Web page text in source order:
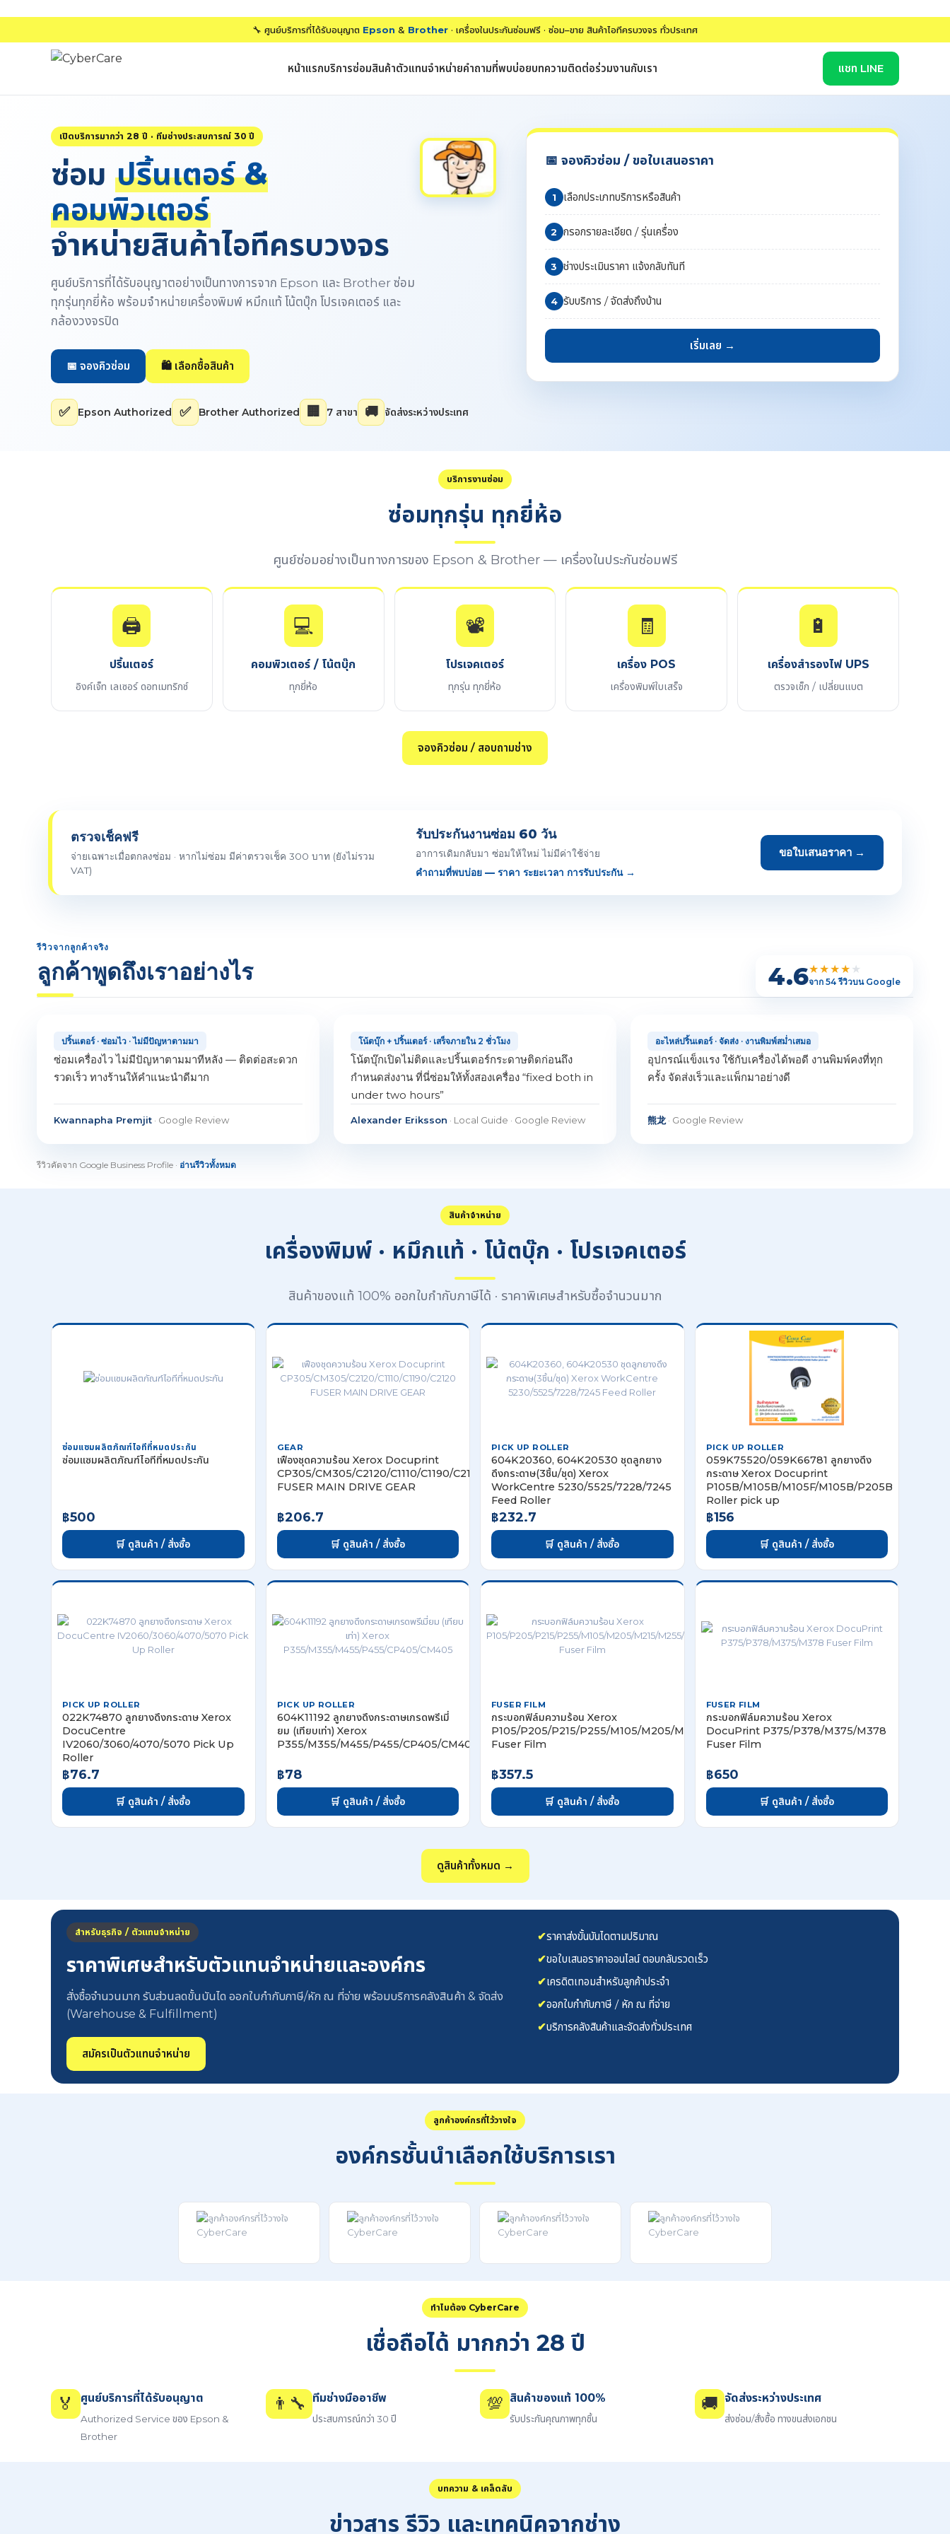
🔧 ศูนย์บริการที่ได้รับอนุญาต Epson & Brother · เครื่องในประกันซ่อมฟรี · ซ่อม–ขาย สินค้าไอทีครบวงจร ทั่วประเทศ
หน้าแรกบริการซ่อมสินค้าตัวแทนจำหน่ายคำถามที่พบบ่อยบทความติดต่อร่วมงานกับเรา แชท LINE
เปิดบริการมากว่า 28 ปี · ทีมช่างประสบการณ์ 30 ปี
ซ่อม ปริ้นเตอร์ &
คอมพิวเตอร์
จำหน่ายสินค้าไอทีครบวงจร
ศูนย์บริการที่ได้รับอนุญาตอย่างเป็นทางการจาก Epson และ Brother ซ่อม
ทุกรุ่นทุกยี่ห้อ พร้อมจำหน่ายเครื่องพิมพ์ หมึกแท้ โน้ตบุ๊ก โปรเจคเตอร์ และ
กล้องวงจรปิด
📅 จองคิวซ่อม 🛍️ เลือกซื้อสินค้า
📅 จองคิวซ่อม / ขอใบเสนอราคา
1 เลือกประเภทบริการหรือสินค้า
2 กรอกรายละเอียด / รุ่นเครื่อง
3 ช่างประเมินราคา แจ้งกลับทันที
4 รับบริการ / จัดส่งถึงบ้าน
เริ่มเลย →
✅ Epson Authorized ✅ Brother Authorized 🏢 7 สาขา 🚚 จัดส่งระหว่างประเทศ
บริการงานซ่อม
ซ่อมทุกรุ่น ทุกยี่ห้อ
ศูนย์ซ่อมอย่างเป็นทางการของ Epson & Brother — เครื่องในประกันซ่อมฟรี
🖨️
ปริ้นเตอร์
อิงค์เจ็ท เลเซอร์ ดอทเมทริกซ์
💻
คอมพิวเตอร์ / โน้ตบุ๊ก
ทุกยี่ห้อ
📽️
โปรเจคเตอร์
ทุกรุ่น ทุกยี่ห้อ
🧾
เครื่อง POS
เครื่องพิมพ์ใบเสร็จ
🔋
เครื่องสำรองไฟ UPS
ตรวจเช็ก / เปลี่ยนแบต
จองคิวซ่อม / สอบถามช่าง
ตรวจเช็คฟรี
จ่ายเฉพาะเมื่อตกลงซ่อม · หากไม่ซ่อม มีค่าตรวจเช็ค 300 บาท (ยังไม่รวม
VAT)
รับประกันงานซ่อม 60 วัน
อาการเดิมกลับมา ซ่อมให้ใหม่ ไม่มีค่าใช้จ่าย
คำถามที่พบบ่อย — ราคา ระยะเวลา การรับประกัน →
ขอใบเสนอราคา →
รีวิวจากลูกค้าจริง
ลูกค้าพูดถึงเราอย่างไร 4.6★★★★ ★
จาก 54 รีวิวบน Google
ปริ้นเตอร์ · ซ่อมไว · ไม่มีปัญหาตามมา
ซ่อมเครื่องไว ไม่มีปัญหาตามมาทีหลัง — ติดต่อสะดวก
รวดเร็ว ทางร้านให้คำแนะนำดีมาก
Kwannapha Premjit · Google Review
โน้ตบุ๊ก + ปริ้นเตอร์ · เสร็จภายใน 2 ชั่วโมง
โน้ตบุ๊กเปิดไม่ติดและปริ้นเตอร์กระดาษติดก่อนถึง
กำหนดส่งงาน ที่นี่ซ่อมให้ทั้งสองเครื่อง “fixed both in
under two hours”
Alexander Eriksson · Local Guide · Google Review
อะไหล่ปริ้นเตอร์ · จัดส่ง · งานพิมพ์สม่ำเสมอ
อุปกรณ์แข็งแรง ใช้กับเครื่องได้พอดี งานพิมพ์คงที่ทุก
ครั้ง จัดส่งเร็วและแพ็กมาอย่างดี
熊龙 · Google Review
รีวิวคัดจาก Google Business Profile · อ่านรีวิวทั้งหมด
สินค้าจำหน่าย
เครื่องพิมพ์ · หมึกแท้ · โน้ตบุ๊ก · โปรเจคเตอร์
สินค้าของแท้ 100% ออกใบกำกับภาษีได้ · ราคาพิเศษสำหรับซื้อจำนวนมาก
ซ่อมแซมผลิตภัณฑ์ไอทีที่หมดประกัน
ซ่อมแซมผลิตภัณฑ์ไอทีที่หมดประกัน
฿500
🛒 ดูสินค้า / สั่งซื้อ
GEAR
เฟืองชุดความร้อน Xerox Docuprint
CP305/CM305/C2120/C1110/C1190/C2120
FUSER MAIN DRIVE GEAR
฿206.7
🛒 ดูสินค้า / สั่งซื้อ
PICK UP ROLLER
604K20360, 604K20530 ชุดลูกยาง
ดึงกระดาษ(3ชิ้น/ชุด) Xerox
WorkCentre 5230/5525/7228/7245
Feed Roller
฿232.7
🛒 ดูสินค้า / สั่งซื้อ
PICK UP ROLLER
059K75520/059K66781 ลูกยางดึง
กระดาษ Xerox Docuprint
P105B/M105B/M105F/M105B/P205B
Roller pick up
฿156
🛒 ดูสินค้า / สั่งซื้อ
PICK UP ROLLER
022K74870 ลูกยางดึงกระดาษ Xerox
DocuCentre
IV2060/3060/4070/5070 Pick Up
Roller
฿76.7
🛒 ดูสินค้า / สั่งซื้อ
PICK UP ROLLER
604K11192 ลูกยางดึงกระดาษเกรดพรีเมี่
ยม (เทียบเท่า) Xerox
P355/M355/M455/P455/CP405/CM405
฿78
🛒 ดูสินค้า / สั่งซื้อ
FUSER FILM
กระบอกฟิล์มความร้อน Xerox
P105/P205/P215/P255/M105/M205/M215/M255/CP105/CP205
Fuser Film
฿357.5
🛒 ดูสินค้า / สั่งซื้อ
FUSER FILM
กระบอกฟิล์มความร้อน Xerox
DocuPrint P375/P378/M375/M378
Fuser Film
฿650
🛒 ดูสินค้า / สั่งซื้อ
ดูสินค้าทั้งหมด →
สำหรับธุรกิจ / ตัวแทนจำหน่าย
ราคาพิเศษสำหรับตัวแทนจำหน่ายและองค์กร
สั่งซื้อจำนวนมาก รับส่วนลดขั้นบันได ออกใบกำกับภาษี/หัก ณ ที่จ่าย พร้อมบริการคลังสินค้า & จัดส่ง
(Warehouse & Fulfillment)
สมัครเป็นตัวแทนจำหน่าย
✔ราคาส่งขั้นบันไดตามปริมาณ
✔ขอใบเสนอราคาออนไลน์ ตอบกลับรวดเร็ว
✔เครดิตเทอมสำหรับลูกค้าประจำ
✔ออกใบกำกับภาษี / หัก ณ ที่จ่าย
✔บริการคลังสินค้าและจัดส่งทั่วประเทศ
ลูกค้าองค์กรที่ไว้วางใจ
องค์กรชั้นนำเลือกใช้บริการเรา
ทำไมต้อง CyberCare
เชื่อถือได้ มากกว่า 28 ปี
🏅 ศูนย์บริการที่ได้รับอนุญาต
Authorized Service ของ Epson &
Brother
👨‍🔧 ทีมช่างมืออาชีพ
ประสบการณ์กว่า 30 ปี
💯 สินค้าของแท้ 100%
รับประกันคุณภาพทุกชิ้น
🚚 จัดส่งระหว่างประเทศ
ส่งซ่อม/สั่งซื้อ ทางขนส่งเอกชน
บทความ & เคล็ดลับ
ข่าวสาร รีวิว และเทคนิคจากช่าง